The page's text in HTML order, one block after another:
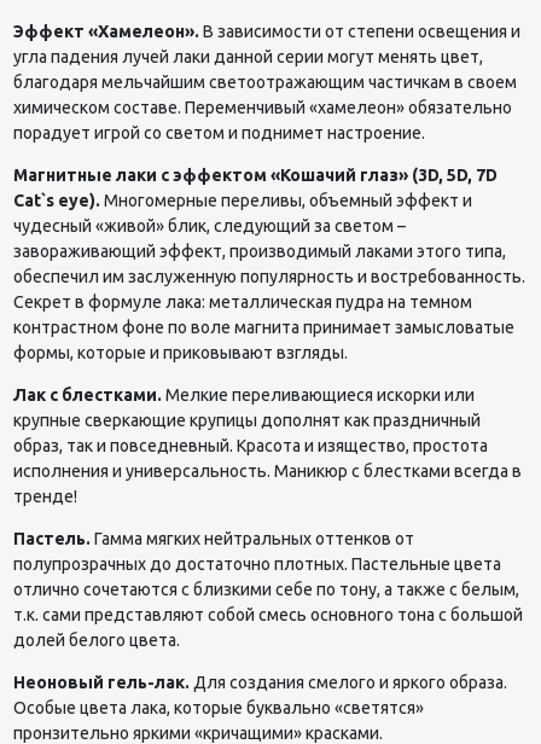
Эффект «Хамелеон». В зависимости от степени освещения и
угла падения лучей лаки данной серии могут менять цвет,
благодаря мельчайшим светоотражающим частичкам в своем
химическом составе. Переменчивый «хамелеон» обязательно
порадует игрой со светом и поднимет настроение.
Магнитные лаки с эффектом «Кошачий глаз» (3D, 5D, 7D
Cat`s eye). Многомерные переливы, объемный эффект и
чудесный «живой» блик, следующий за светом –
завораживающий эффект, производимый лаками этого типа,
обеспечил им заслуженную популярность и востребованность.
Секрет в формуле лака: металлическая пудра на темном
контрастном фоне по воле магнита принимает замысловатые
формы, которые и приковывают взгляды.
Лак с блестками. Мелкие переливающиеся искорки или
крупные сверкающие крупицы дополнят как праздничный
образ, так и повседневный. Красота и изящество, простота
исполнения и универсальность. Маникюр с блестками всегда в
тренде!
Пастель. Гамма мягких нейтральных оттенков от
полупрозрачных до достаточно плотных. Пастельные цвета
отлично сочетаются с близкими себе по тону, а также с белым,
т.к. сами представляют собой смесь основного тона с большой
долей белого цвета.
Неоновый гель-лак. Для создания смелого и яркого образа.
Особые цвета лака, которые буквально «светятся»
пронзительно яркими «кричащими» красками.